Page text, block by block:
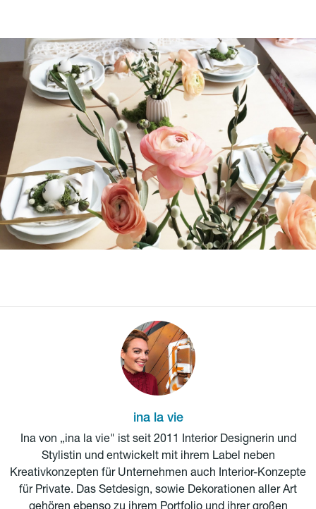
ina la vie
Ina von „ina la vie" ist seit 2011 Interior Designerin und
Stylistin und entwickelt mit ihrem Label neben
Kreativkonzepten für Unternehmen auch Interior-Konzepte
für Private. Das Setdesign, sowie Dekorationen aller Art